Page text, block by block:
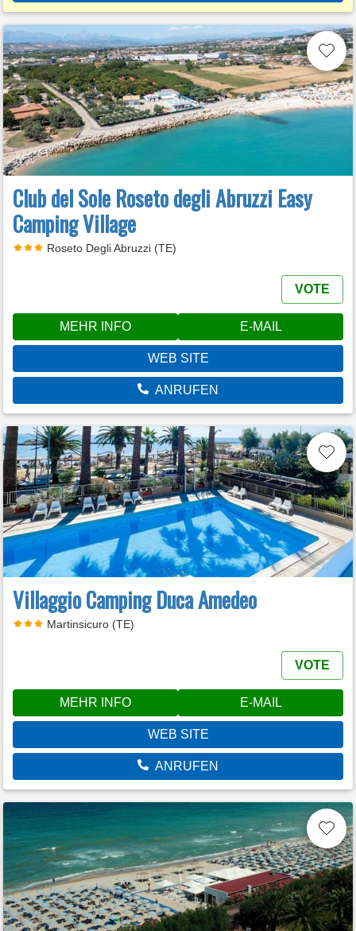
Club del Sole Roseto degli Abruzzi Easy
Camping Village
Roseto Degli Abruzzi (TE)
VOTE
MEHR INFO E-MAIL
WEB SITE
ANRUFEN
Villaggio Camping Duca Amedeo
Martinsicuro (TE)
VOTE
MEHR INFO E-MAIL
WEB SITE
ANRUFEN